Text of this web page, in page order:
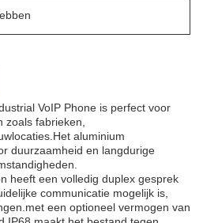
VoIP Phone is perfect voor
fabrieken,
aluminium
duurzaamheid en langdurige
heeft een volledig duplex gesprek
communicatie mogelijk is,
een optioneel vermogen van